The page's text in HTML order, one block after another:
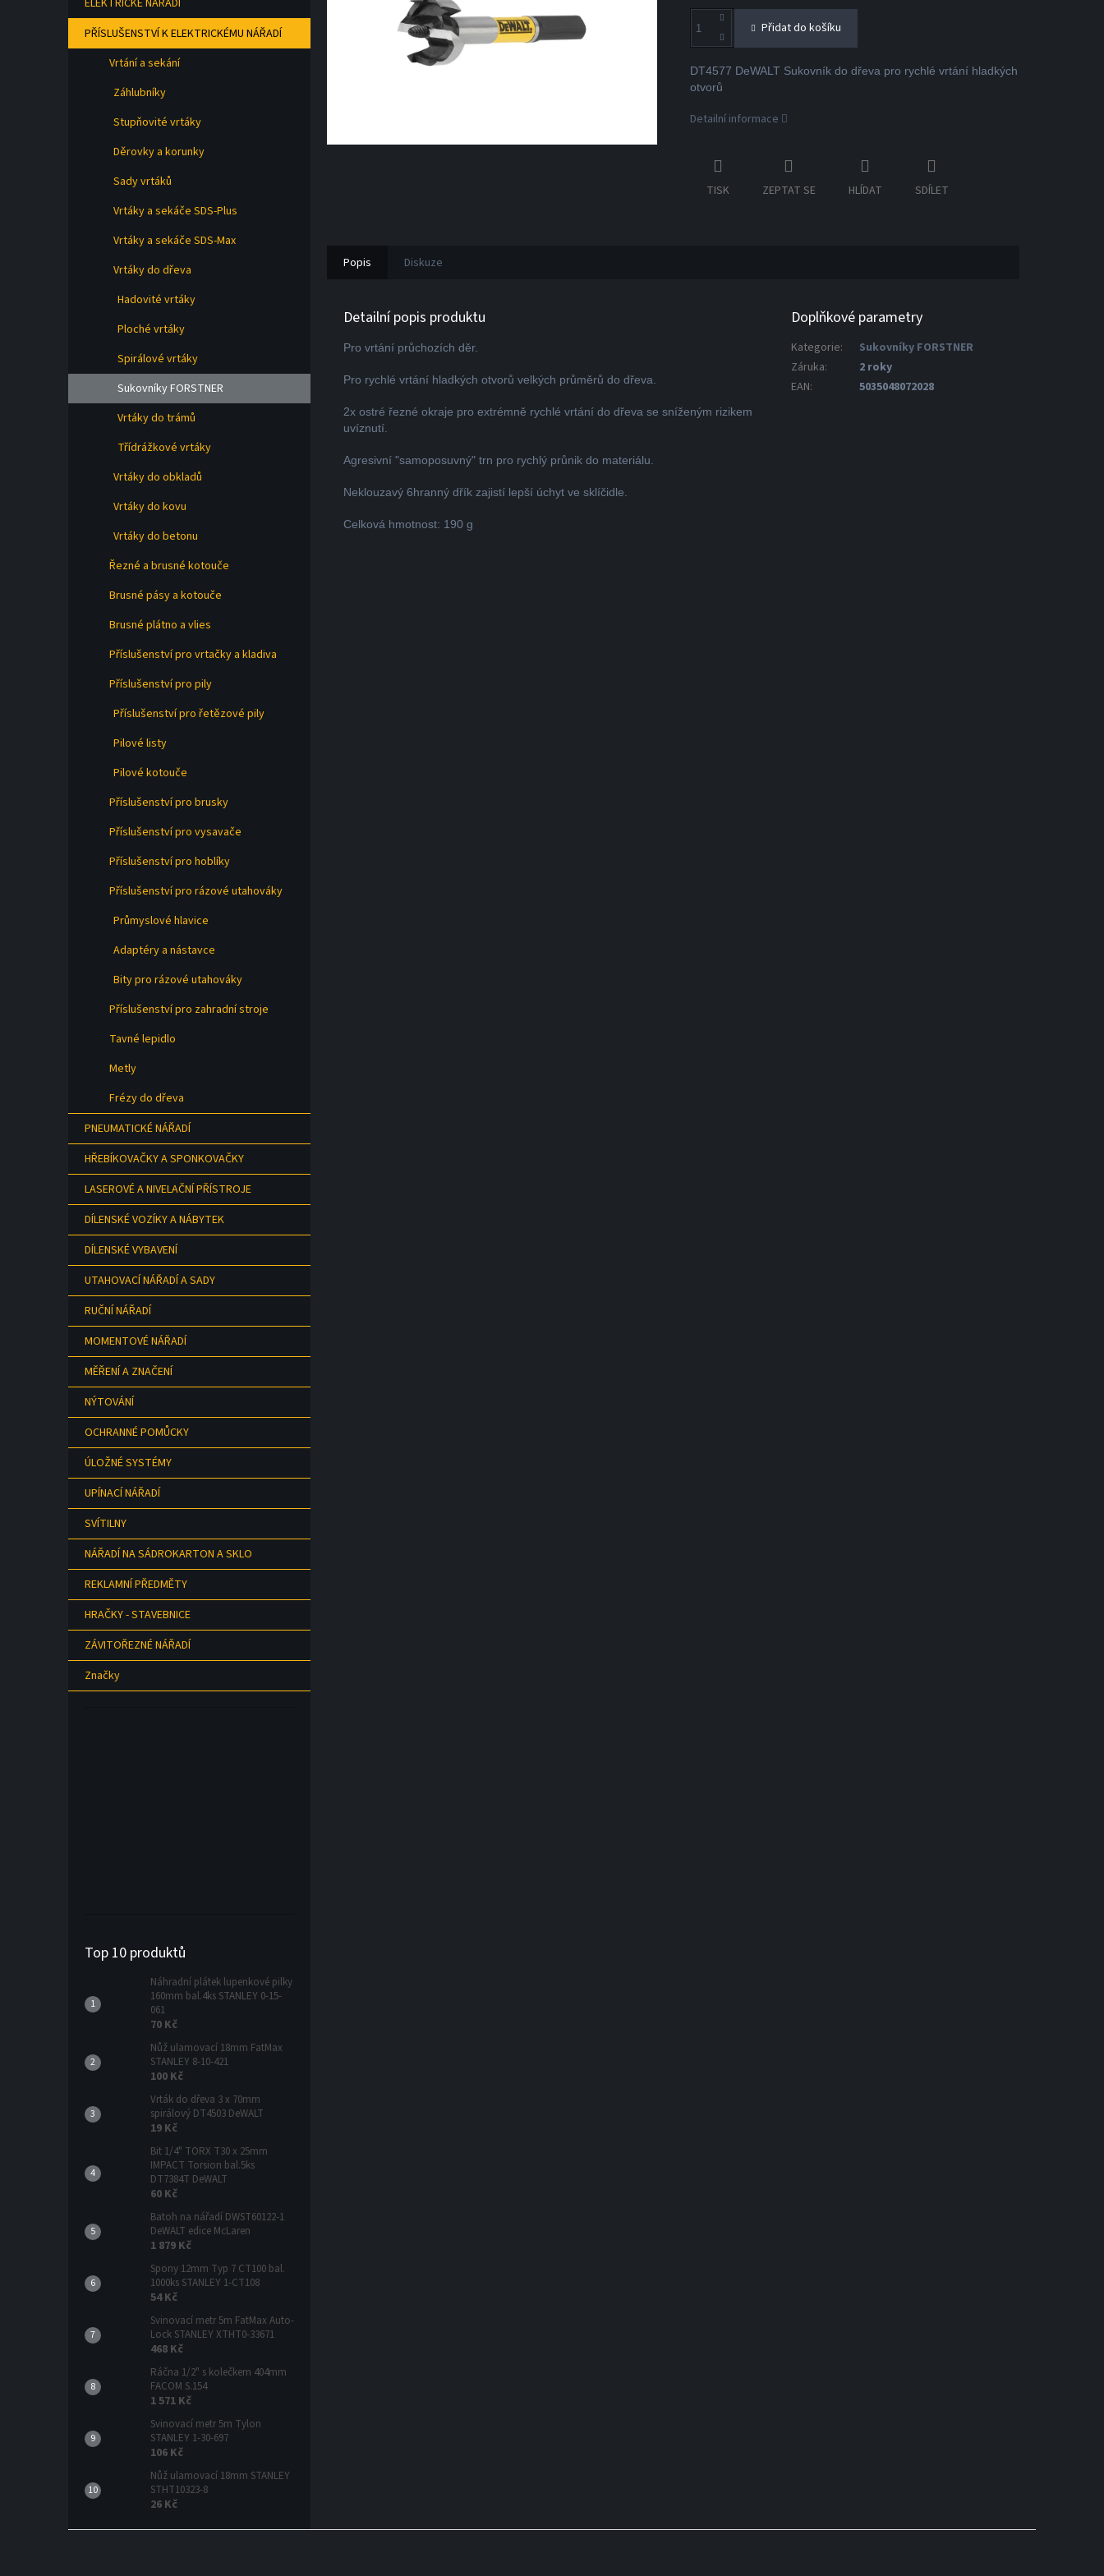
e
ELEKTRICKÉ NÁŘADÍ
PŘÍSLUŠENSTVÍ K ELEKTRICKÉMU NÁŘADÍ
Vrtání a sekání
Záhlubníky
Stupňovité vrtáky
Děrovky a korunky
Sady vrtáků
Vrtáky a sekáče SDS-Plus
Vrtáky a sekáče SDS-Max
Vrtáky do dřeva
Hadovité vrtáky
Ploché vrtáky
Spirálové vrtáky
Sukovníky FORSTNER
Vrtáky do trámů
Třídrážkové vrtáky
Vrtáky do obkladů
Vrtáky do kovu
Vrtáky do betonu
Řezné a brusné kotouče
Brusné pásy a kotouče
Brusné plátno a vlies
Příslušenství pro vrtačky a kladiva
Příslušenství pro pily
Příslušenství pro řetězové pily
Pilové listy
Pilové kotouče
Příslušenství pro brusky
Příslušenství pro vysavače
Příslušenství pro hoblíky
Příslušenství pro rázové utahováky
Průmyslové hlavice
Adaptéry a nástavce
Bity pro rázové utahováky
Příslušenství pro zahradní stroje
Tavné lepidlo
Metly
Frézy do dřeva
PNEUMATICKÉ NÁŘADÍ
HŘEBÍKOVAČKY A SPONKOVAČKY
LASEROVÉ A NIVELAČNÍ PŘÍSTROJE
DÍLENSKÉ VOZÍKY A NÁBYTEK
DÍLENSKÉ VYBAVENÍ
UTAHOVACÍ NÁŘADÍ A SADY
RUČNÍ NÁŘADÍ
MOMENTOVÉ NÁŘADÍ
MĚŘENÍ A ZNAČENÍ
NÝTOVÁNÍ
OCHRANNÉ POMŮCKY
ÚLOŽNÉ SYSTÉMY
UPÍNACÍ NÁŘADÍ
SVÍTILNY
NÁŘADÍ NA SÁDROKARTON A SKLO
REKLAMNÍ PŘEDMĚTY
HRAČKY - STAVEBNICE
ZÁVITOŘEZNÉ NÁŘADÍ
Značky
Top 10 produktů
Náhradní plátek lupenkové pilky
160mm bal.4ks STANLEY 0-15-
061
70 Kč
Nůž ulamovací 18mm FatMax
STANLEY 8-10-421
100 Kč
Vrták do dřeva 3 x 70mm
spirálový DT4503 DeWALT
19 Kč
Bit 1/4" TORX T30 x 25mm
IMPACT Torsion bal.5ks
DT7384T DeWALT
60 Kč
Batoh na nářadí DWST60122-1
DeWALT edice McLaren
1 879 Kč
Spony 12mm Typ 7 CT100 bal.
1000ks STANLEY 1-CT108
54 Kč
Svinovací metr 5m FatMax Auto-
Lock STANLEY XTHT0-33671
468 Kč
Ráčna 1/2" s kolečkem 404mm
FACOM S.154
1 571 Kč
Svinovací metr 5m Tylon
STANLEY 1-30-697
106 Kč
Nůž ulamovací 18mm STANLEY
STHT10323-8
26 Kč
Přidat do košíku
DT4577 DeWALT Sukovník do dřeva pro rychlé vrtání hladkých
otvorů
Detailní informace
TISK ZEPTAT SE HLÍDAT SDÍLET
Popis Diskuze
Detailní popis produktu
Pro vrtání průchozích děr.
Pro rychlé vrtání hladkých otvorů velkých průměrů do dřeva.
2x ostré řezné okraje pro extrémně rychlé vrtání do dřeva se sníženým rizikem
uvíznutí.
Agresivní "samoposuvný" trn pro rychlý průnik do materiálu.
Neklouzavý 6hranný dřík zajistí lepší úchyt ve sklíčidle.
Celková hmotnost: 190 g
Doplňkové parametry
Kategorie:
Sukovníky FORSTNER
Záruka:
2 roky
EAN: 5035048072028